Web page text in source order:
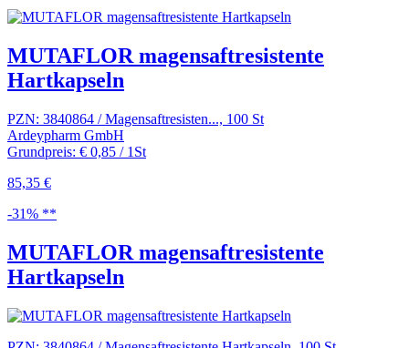
MUTAFLOR magensaftresistente
Hartkapseln
PZN: 3840864 / Magensaftresisten..., 100 St
Ardeypharm GmbH
Grundpreis: € 0,85 / 1St
85,35 €
-31% **
MUTAFLOR magensaftresistente
Hartkapseln